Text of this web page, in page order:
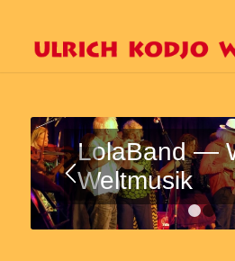
LolaBand —
Weltmusik